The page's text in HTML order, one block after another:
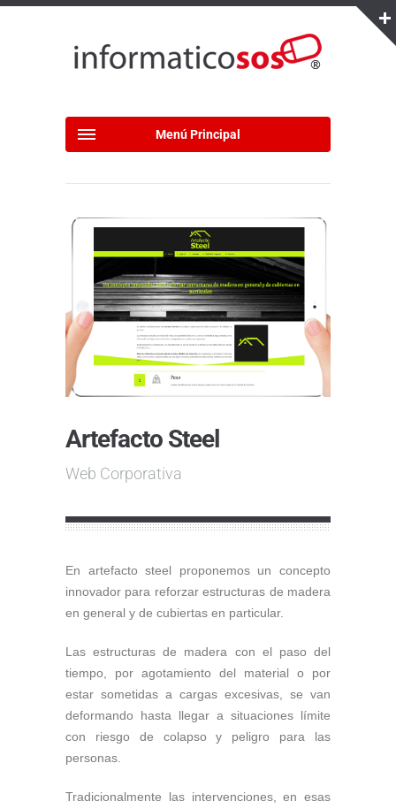
Menú Principal
Artefacto Steel
Web Corporativa
En artefacto steel proponemos un concepto
innovador para reforzar estructuras de madera
en general y de cubiertas en particular.
Las estructuras de madera con el paso del
tiempo, por agotamiento del material o por
estar sometidas a cargas excesivas, se van
deformando hasta llegar a situaciones límite
con riesgo de colapso y peligro para las
personas.
Tradicionalmente las intervenciones, en esas